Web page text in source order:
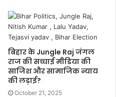
बिहार के Jungle Raj जंगल
राज की सच्चाई मीडिया की
साजिश और सामाजिक न्याय
की लड़ाई?
October 21, 2025